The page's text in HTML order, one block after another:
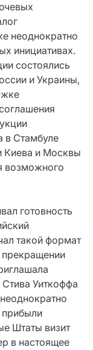
неоднократно
инициативах.
состоялись
и Украины,
в Стамбуле
Киева и Москвы
возможного
готовность
такой формат
Уиткоффа
прибыли
Штаты визит
в настоящее